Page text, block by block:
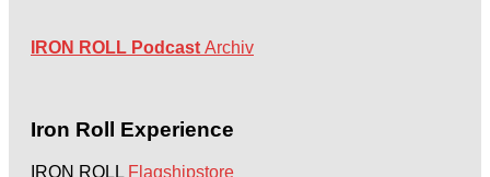
IRON ROLL Podcast Archiv
Iron Roll Experience
IRON ROLL Flagshipstore